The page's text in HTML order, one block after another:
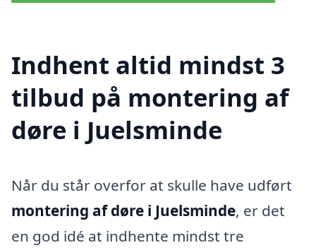
Indhent altid mindst 3
tilbud på montering af
døre i Juelsminde
Når du står overfor at skulle have udført
montering af døre i Juelsminde, er det
en god idé at indhente mindst tre